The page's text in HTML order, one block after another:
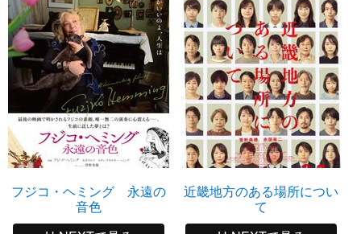
フジコ・ヘミング 永遠の
音色
近畿地方のある場所につい
て